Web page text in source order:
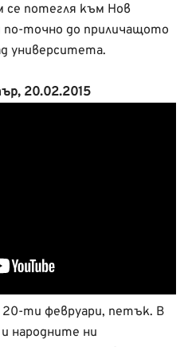
се потегля към Нов
точно до приличащото
университета.
20.02.2015
ти февруари, петък. В
народните ни